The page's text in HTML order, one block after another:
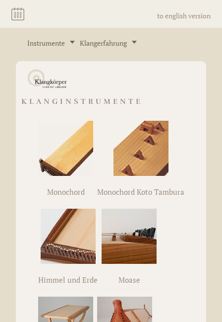
to english version
Instrumente Klangerfahrung
KLANGINSTRUMENTE
Monochord Monochord Koto Tambura
Himmel und Erde Moase